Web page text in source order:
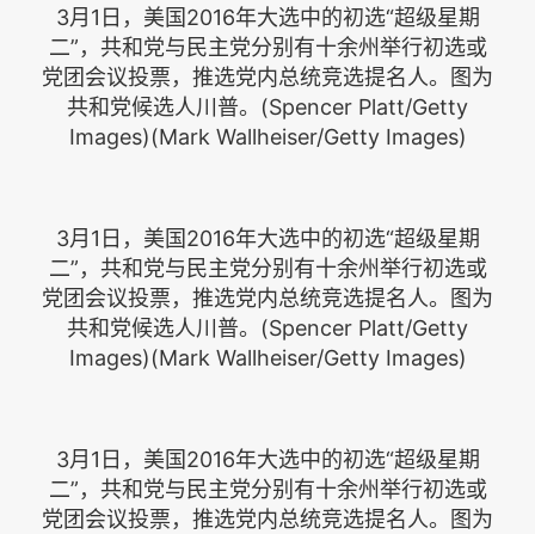
3月1日，美国2016年大选中的初选“超级星期
二”，共和党与民主党分别有十余州举行初选或
党团会议投票，推选党内总统竞选提名人。图为
共和党候选人川普。(Spencer Platt/Getty
Images)(Mark Wallheiser/Getty Images)
3月1日，美国2016年大选中的初选“超级星期
二”，共和党与民主党分别有十余州举行初选或
党团会议投票，推选党内总统竞选提名人。图为
共和党候选人川普。(Spencer Platt/Getty
Images)(Mark Wallheiser/Getty Images)
3月1日，美国2016年大选中的初选“超级星期
二”，共和党与民主党分别有十余州举行初选或
党团会议投票，推选党内总统竞选提名人。图为